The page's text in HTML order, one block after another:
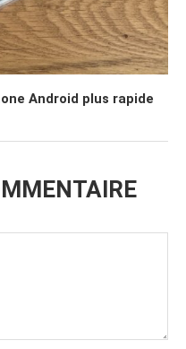
Android plus rapide